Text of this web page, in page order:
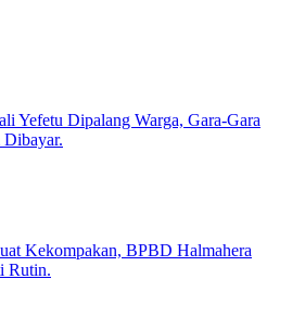
Yefetu Dipalang Warga, Gara-Gara
Kekompakan, BPBD Halmahera
Rutin.